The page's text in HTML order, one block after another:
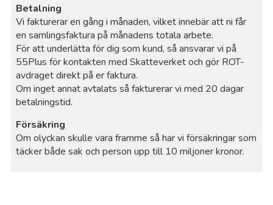
Betalning
Vi fakturerar en gång i månaden, vilket innebär att ni får
en samlingsfaktura på månadens totala arbete.
För att underlätta för dig som kund, så ansvarar vi på
55Plus för kontakten med Skatteverket och gör ROT-
avdraget direkt på er faktura.
Om inget annat avtalats så fakturerar vi med 20 dagar
betalningstid.
Försäkring
Om olyckan skulle vara framme så har vi försäkringar som
täcker både sak och person upp till 10 miljoner kronor.